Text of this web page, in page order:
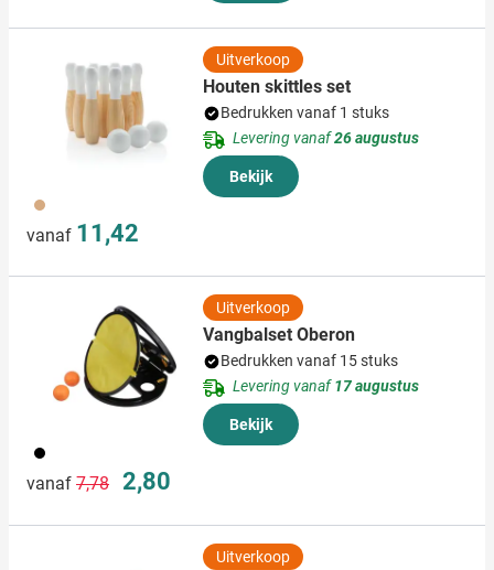
011
vanaf 11,42
Uitverkoop
Houten skittles set
Bedrukken vanaf 1 stuks
Levering vanaf26 augustus
Bekijk
001
vanaf Normale prijs
7,78 Speciale prijs
2,80
Uitverkoop
Vangbalset Oberon
Bedrukken vanaf 15 stuks
Levering vanaf17 augustus
Bekijk
Uitverkoop